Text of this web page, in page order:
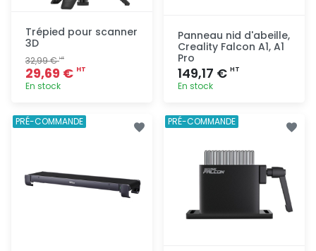
Trépied pour scanner
3D
32,99 €HT
29,69 € HT
En stock
rapide
Panneau nid d'abeille,
Creality Falcon A1, A1
Pro
149,17 € HT
En stock
rapide
PRÉ-COMMANDE PRÉ-COMMANDE